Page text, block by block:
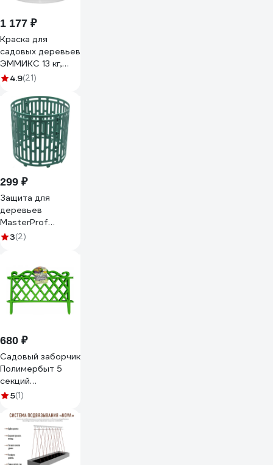
1 177 ₽
Краска для
садовых деревьев
ЭММИКС 13 кг,
побелка, белая,
4.9(21)
299 ₽
Защита для
деревьев
MasterProf
34,5x20,5 см,
3(2)
680 ₽
Садовый заборчик
Полимербыт 5
секций
437040000
5(1)